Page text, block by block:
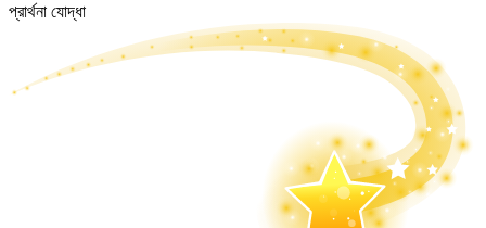
প্রার্থনা যোদ্ধা